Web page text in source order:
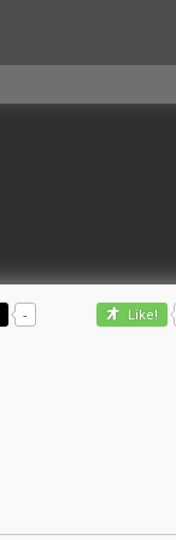
- Like!